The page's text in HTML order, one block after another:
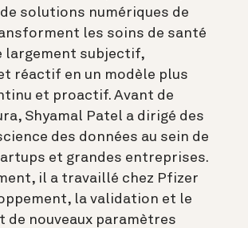
solutions numériques de
les soins de santé
largement subjectif,
réactif en un modèle plus
et proactif. Avant de
Shyamal Patel a dirigé des
des données au sein de
et grandes entreprises.
il a travaillé chez Pfizer
la validation et le
de nouveaux paramètres